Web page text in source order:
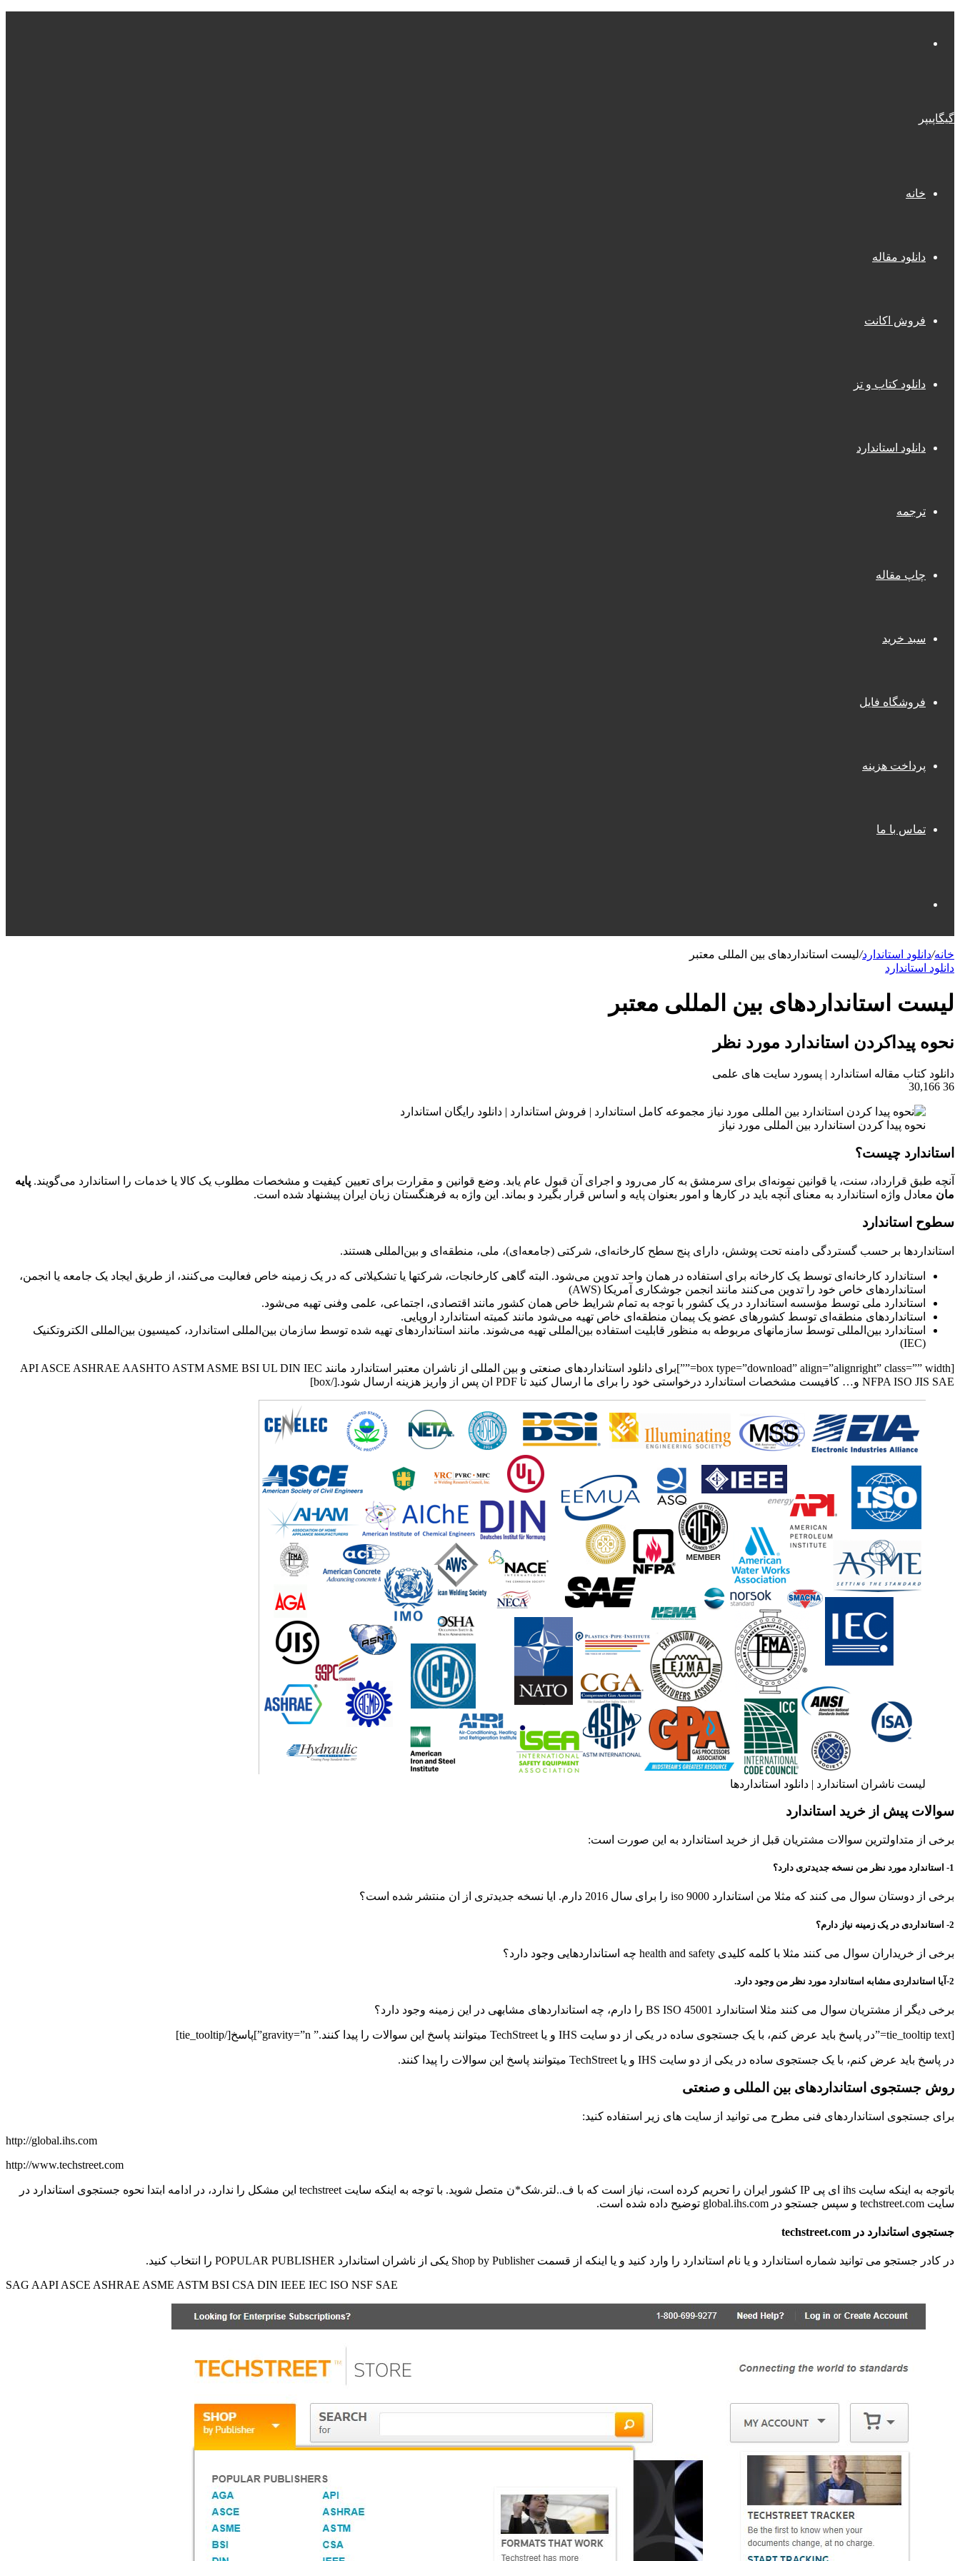
گیگاپیپر
خانه
دانلود مقاله
فروش اکانت
دانلود کتاب و تز
دانلود استاندارد
ترجمه
چاپ مقاله
سبد خرید
فروشگاه فایل
پرداخت هزینه
تماس با ما
برای
خانه/دانلود استاندارد/لیست استانداردهای بین المللی معتبر
دانلود استاندارد
لیست استانداردهای بین المللی معتبر
نحوه پیداکردن استاندارد مورد نظر
دانلود کتاب مقاله استاندارد | پسورد سایت های علمی
36
نحوه پیدا کردن استاندارد بین المللی مورد نیاز
استاندارد چیست؟
آنچه طبق قرارداد، سنت، یا قوانین نمونه‌ای برای سرمشق به کار می‌رود و اجرای آن قبول عام یابد. وضع قوانین و مقرارت برای تعیین کیفیت و مشخصات مطلوب یک کالا یا خدمات را استاندارد می‌گویند. پایه
مان معادل واژه استاندارد به معنای آنچه باید در کارها و امور بعنوان پایه و اساس قرار بگیرد و بماند. این واژه به فرهنگستان زبان ایران پیشنهاد شده است.
سطوح استاندارد
استانداردها بر حسب گستردگی دامنه تحت پوشش، دارای پنج سطح کارخانه‌ای، شرکتی (جامعه‌ای)، ملی، منطقه‌ای و بین‌المللی هستند.
استاندارد کارخانه‌ای توسط یک کارخانه برای استفاده در همان واحد تدوین می‌شود. البته گاهی کارخانجات، شرکتها یا تشکیلاتی که در یک زمینه خاص فعالیت می‌کنند، از طریق ایجاد یک جامعه یا انجمن،
استانداردهای خاص خود را تدوین می‌کنند مانند انجمن جوشکاری آمریکا (AWS)
استاندارد ملی توسط مؤسسه استاندارد در یک کشور با توجه به تمام شرایط خاص همان کشور مانند اقتصادی، اجتماعی، علمی وفنی تهیه می‌شود.
استانداردهای منطقه‌ای توسط کشورهای عضو یک پیمان منطقه‌ای خاص تهیه می‌شود مانند کمیته استاندارد اروپایی.
استاندارد بین‌المللی توسط سازمانهای مربوطه به منظور قابلیت استفاده بین‌المللی تهیه می‌شوند. مانند استانداردهای تهیه شده توسط سازمان بین‌المللی استاندارد، کمیسیون بین‌المللی الکتروتکنیک
(IEC)
[box type=”download” align=”alignright” class=”” width=””]برای دانلود استانداردهای صنعتی و بین المللی از ناشران معتبر استاندارد مانند API ASCE ASHRAE AASHTO ASTM ASME BSI UL DIN IEC
NFPA ISO JIS SAE و… کافیست مشخصات استاندارد درخواستی خود را برای ما ارسال کنید تا PDF ان پس از واریز هزینه ارسال شود.[/box]
لیست ناشران استاندارد | دانلود استانداردها
سوالات پیش از خرید استاندارد
برخی از متداولترین سوالات مشتریان قبل از خرید استاندارد به این صورت است:
1- استاندارد مورد نظر من نسخه جدیدتری دارد؟
برخی از دوستان سوال می کنند که مثلا من استاندارد iso 9000 را برای سال 2016 دارم. ایا نسخه جدیدتری از ان منتشر شده است؟
2- استانداردی در یک زمینه نیاز دارم؟
برخی از خریداران سوال می کنند مثلا با کلمه کلیدی health and safety چه استانداردهایی وجود دارد؟
2-آیا استانداردی مشابه استاندارد مورد نظر من وجود دارد.
برخی دیگر از مشتریان سوال می کنند مثلا استاندارد BS ISO 45001 را دارم، چه استانداردهای مشابهی در این زمینه وجود دارد؟
[tie_tooltip text=”در پاسخ باید عرض کنم، با یک جستجوی ساده در یکی از دو سایت IHS و یا TechStreet میتوانند پاسخ این سوالات را پیدا کنند.” gravity=”n”]پاسخ[/tie_tooltip]
در پاسخ باید عرض کنم، با یک جستجوی ساده در یکی از دو سایت IHS و یا TechStreet میتوانند پاسخ این سوالات را پیدا کنند.
روش جستجوی استانداردهای بین المللی و صنعتی
برای جستجوی استانداردهای فنی مطرح می توانید از سایت های زیر استفاده کنید:
http://global.ihs.com
http://www.techstreet.com
باتوجه به اینکه سایت ihs ای پی IP کشور ایران را تحریم کرده است، نیاز است که با ف..لتر.شک*ن متصل شوید. با توجه به اینکه سایت techstreet این مشکل را ندارد، در ادامه ابتدا نحوه جستجوی استاندارد در
سایت techstreet.com و سپس جستجو در global.ihs.com توضیح داده شده است.
جستجوی استاندارد در techstreet.com
در کادر جستجو می توانید شماره استاندارد و یا نام استاندارد را وارد کنید و یا اینکه از قسمت Shop by Publisher یکی از ناشران استاندارد POPULAR PUBLISHER را انتخاب کنید.
SAG AAPI ASCE ASHRAE ASME ASTM BSI CSA DIN IEEE IEC ISO NSF SAE